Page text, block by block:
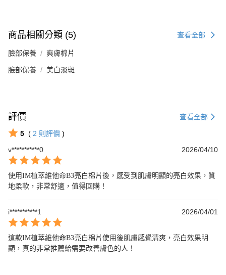
商品相關分類 (5) 查看全部
臉部保養 爽膚棉片
臉部保養 美白淡斑
評價 查看全部
5 ( 2 則評價 )
v***********0
2026/04/10
使用IM植萃維他命B3亮白棉片後，感受到肌膚明顯的亮白效果，質
地柔軟，非常舒適，值得回購！
i***********1 2026/04/01
這款IM植萃維他命B3亮白棉片使用後肌膚感覺清爽，亮白效果明
顯，真的非常推薦給需要改善膚色的人！